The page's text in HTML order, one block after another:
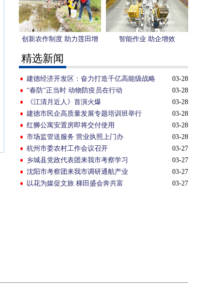
创新农作制度 助力莲田增
收
智能作业 助企增效
精选新闻
03-28
建德经济开发区：奋力打造千亿高能级战略
平台
03-28
“春防”正当时 动物防疫员在行动
03-28
《江清月近人》首演火爆
03-28
建德市民企高质量发展专题培训班举行
03-28
红狮公寓安置房即将交付使用
03-28
市场监管送服务 营业执照上门办
03-27
杭州市委农村工作会议召开
03-27
乡城县党政代表团来我市考察学习
03-27
沈阳市考察团来我市调研通航产业
03-27
以花为媒促文旅 梯田盛会奔共富